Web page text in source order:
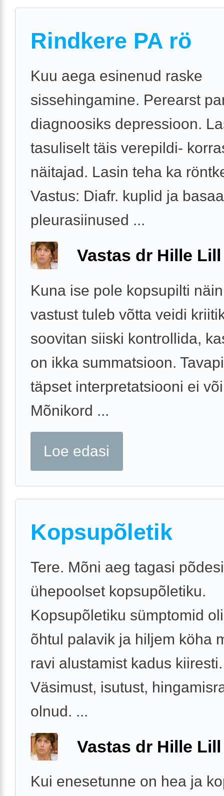
Rindkere PA rö
Kuu aega esinenud raske
sissehingamine. Perearst
diagnoosiks depressioon.
tasuliselt täis verepildi-
näitajad. Lasin teha ka
Vastus: Diafr. kuplid ja
pleurasiinused ...
Vastas dr Hille Lill
Kuna ise pole kopsupilti
vastust tuleb võtta veidi
soovitan siiski kontrollida,
on ikka summatsioon.
täpset interpretatsiooni ei
Mõnikord ...
Loe edasi
Kopsupõletik
Tere. Mõni aeg tagasi
ühepoolset kopsupõletiku.
Kopsupõletiku sümptomid
õhtul palavik ja hiljem köha
ravi alustamist kadus kiiresti.
Väsimust, isutust,
olnud. ...
Vastas dr Hille Lill
Kui enesetunne on hea ja